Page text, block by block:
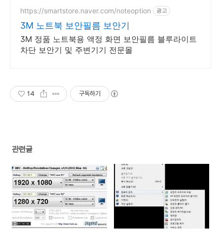
https://smartstore.naver.com/noteoption 광고
3M 노트북 보안필름 보안기
3M 정품 노트북용 액정 화면 보안필름 블루라이트
차단 보안기 및 주변기기 전문몰
14 구독하기
관련글